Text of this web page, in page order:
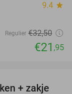
9.4 star
Regulier €32,50
€21 ,95
+ zakje